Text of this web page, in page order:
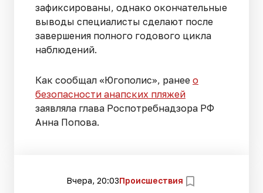
зафиксированы, однако окончательные
выводы специалисты сделают после
завершения полного годового цикла
наблюдений.
Как сообщал «Югополис», ранее о
безопасности анапских пляжей
заявляла глава Роспотребнадзора РФ
Анна Попова.
Вчера, 20:03Происшествия